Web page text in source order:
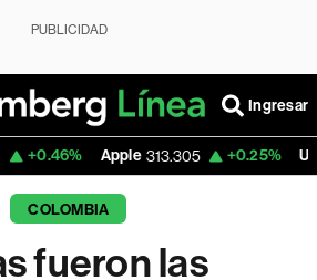
PUBLICIDAD
Ingresar
Apple 313.305 +0.25% USD COP
COLOMBIA
fueron las